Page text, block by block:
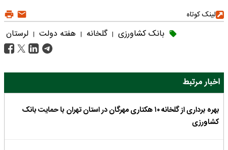
لینک کوتاه
بانک کشاورزی | گلخانه | هفته دولت | لرستان
اخبار مرتبط
بهره برداری از گلخانه ۱۰ هکتاری مهرگان در استان تهران با حمایت بانک
کشاورزی